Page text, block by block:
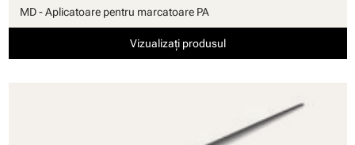
MD - Aplicatoare pentru marcatoare PA
Vizualizați produsul